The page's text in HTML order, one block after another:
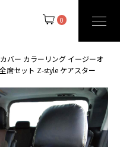
0
バー カラーリング イージーオ
席セット Z-style ケアスター